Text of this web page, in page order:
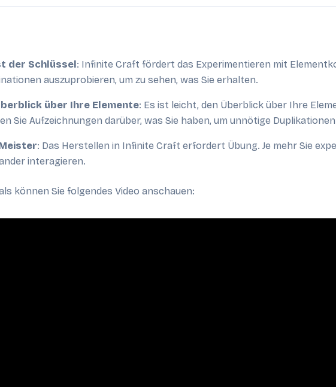
der Schlüssel: Infinite Craft fördert das Experimentieren mit
auszuprobieren, um zu sehen, was Sie erhalten.
über Ihre Elemente: Es ist leicht, den Überblick über Ihre
Sie Aufzeichnungen darüber, was Sie haben, um unnötige
: Das Herstellen in Infinite Craft erfordert Übung. Je mehr Sie
interagieren.
können Sie folgendes Video anschauen: